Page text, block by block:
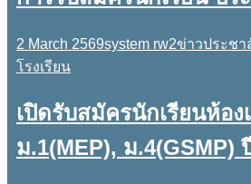
2 March 2569system rw2ข่าวประช
โรงเรียน
เปิดรับสมัครนักเรียนห้อง
ม.1(MEP), ม.4(GSMP)